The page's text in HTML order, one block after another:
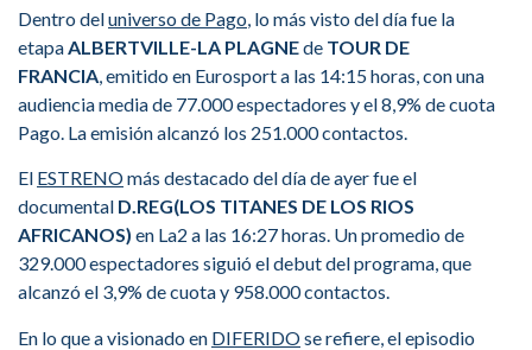
Dentro deluniverso de Pago, lo más visto del día fue la
etapaALBERTVILLE-LA PLAGNEde TOUR DE
FRANCIA, emitido en Eurosport a las 14:15 horas, con una
audiencia media de 77.000 espectadores y el 8,9% de cuota
Pago. La emisión alcanzó los 251.000 contactos.
El ESTRENOmás destacado del día de ayer fue el
documental D.REG(LOS TITANES DE LOS RIOS
AFRICANOS) en La2 a las 16:27 horas. Un promedio de
329.000 espectadores siguió el debut del programa, que
alcanzó el 3,9% de cuota y 958.000 contactos.
En lo que a visionado en DIFERIDOse refiere, el episodio